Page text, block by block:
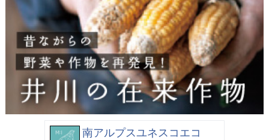
南アルプスユネスコエコ